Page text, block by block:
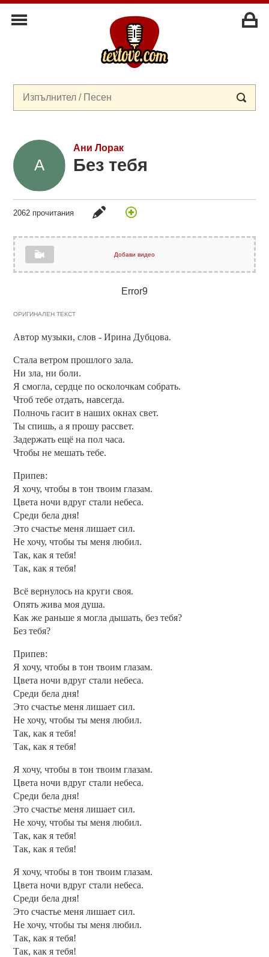
Ани Лорак
Без тебя
2062 прочитания
Добави видео
Error9
ОРИГИНАЛЕН ТЕКСТ
Автор музыки, слов - Ирина Дубцова.
Стала ветром прошлого зала.
Ни зла, ни боли.
Я смогла, сердце по осколочкам собрать.
Чтоб тебе отдать, навсегда.
Полночь гасит в наших окнах свет.
Ты спишь, а я прошу рассвет.
Задержать ещё на пол часа.
Чтобы не мешать тебе.
Припев:
Я хочу, чтобы в тон твоим глазам.
Цвета ночи вдруг стали небеса.
Среди бела дня!
Это счастье меня лишает сил.
Не хочу, чтобы ты меня любил.
Так, как я тебя!
Так, как я тебя!
Всё вернулось на круги своя.
Опять жива моя душа.
Как же раньше я могла дышать, без тебя?
Без тебя?
Припев:
Я хочу, чтобы в тон твоим глазам.
Цвета ночи вдруг стали небеса.
Среди бела дня!
Это счастье меня лишает сил.
Не хочу, чтобы ты меня любил.
Так, как я тебя!
Так, как я тебя!
Я хочу, чтобы в тон твоим глазам.
Цвета ночи вдруг стали небеса.
Среди бела дня!
Это счастье меня лишает сил.
Не хочу, чтобы ты меня любил.
Так, как я тебя!
Так, как я тебя!
Я хочу, чтобы в тон твоим глазам.
Цвета ночи вдруг стали небеса.
Среди бела дня!
Это счастье меня лишает сил.
Не хочу, чтобы ты меня любил.
Так, как я тебя!
Так, как я тебя!